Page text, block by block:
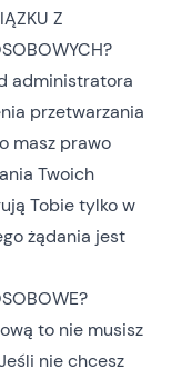
Z
administratora
przetwarzania
masz prawo
Twoich
Tobie tylko w
żądania jest
to nie musisz
nie chcesz